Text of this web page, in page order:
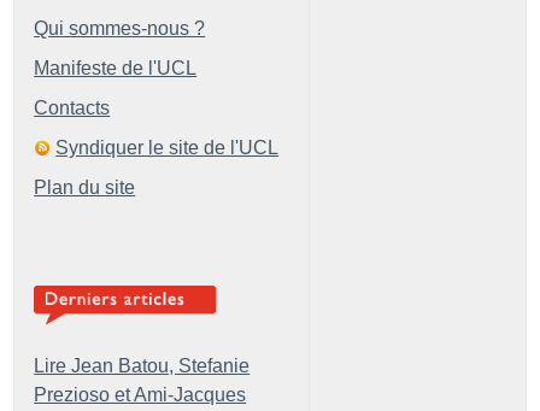
Qui sommes-nous ?
Manifeste de l'UCL
Contacts
Syndiquer le site de l'UCL
Plan du site
Lire Jean Batou, Stefanie
Prezioso et Ami-Jacques